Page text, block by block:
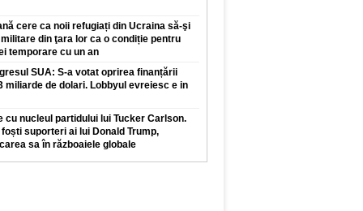
cere ca noii refugiați din Ucraina să-şi
din ţara lor ca o condiție pentru
temporare cu un an
SUA: S-a votat oprirea finanțării
miliarde de dolari. Lobbyul evreiesc e in
cu nucleul partidului lui Tucker Carlson.
suporteri ai lui Donald Trump,
sa în războaiele globale